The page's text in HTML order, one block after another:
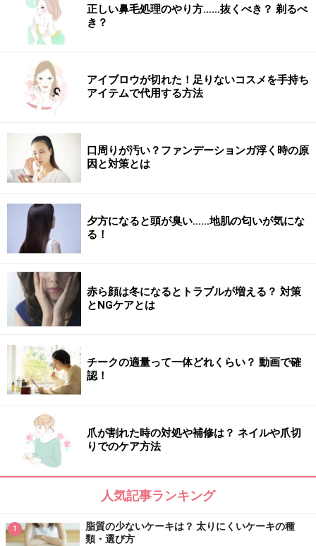
足している栄養素は肉や魚、卵に多く含まれるたんぱく
と、野菜に多く含まれる
ンを主食とした場合は、おかずや汁物でこのような栄養
素を取るのがいいでしょう。
一番簡単な方法は、たんぱく質源の食品と野菜をたっぷ
り使ったスープを合わせること。卵や肉加工品、牛乳・
豆乳は手軽にたんぱく質を取りやすくおすすめです。ま
た、メインディッシュが準備できるときはサラダを付け
合わせると栄養バランスが良くなります。
また、今回比較した3種類のナンのうち、チーズナンは1
袋で
16.2g
合わせてしまうとたんぱく質の取り過ぎになることもあ
るので、この場合はツナやハムをトッピングした野菜サ
ラダくらいのボリュームがおすすめです。
セブン商品で簡単アレンジ！ おすすめの食
べ方
ナンは味わいがシンプルで、アレンジしやすいのが魅力
です。カレーにつけるのが定番の食べ方ですが、他の総
菜と組み合わせてピザ風・サンド風にアレンジを楽しめ
ます。のせる具材を自分で調整できるため、エネルギー
を抑えられたり足りない栄養素を取り入れたりしやすい
のはナンの持つ強みといえるでしょう。今回はおすすめ
の食べ方を3つ紹介します。
正しい鼻毛処理のやり方……抜くべき？ 剃るべ
き？
アイブロウが切れた！足りないコスメを手持ち
アイテムで代用する方法
口周りが汚い？ファンデーションガ浮く時の原
因と対策とは
夕方になると頭が臭い……地肌の匂いが気にな
る！
赤ら顔は冬になるとトラブルが増える？ 対策
とNGケアとは
チークの適量って一体どれくらい？ 動画で確
認！
爪が割れた時の対処や補修は？ ネイルや爪切
りでのケア方法
人気記事ランキング
1
脂質の少ないケーキは？ 太りにくいケーキの種
類・選び方